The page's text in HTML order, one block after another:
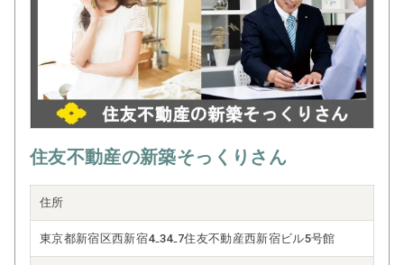
住友不動産の新築そっくりさん
住所
東京都新宿区西新宿4₋34₋7住友不動産西新宿ビル5号館